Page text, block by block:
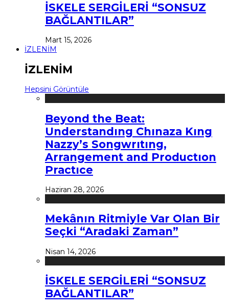
İSKELE SERGİLERİ “SONSUZ
BAĞLANTILAR”
Mart 15, 2026
İZLENİM
İZLENİM
Hepsini Görüntüle
Beyond the Beat:
Understandıng Chınaza Kıng
Nazzy’s Songwrıtıng,
Arrangement and Productıon
Practıce
Haziran 28, 2026
Mekânın Ritmiyle Var Olan Bir
Seçki “Aradaki Zaman”
Nisan 14, 2026
İSKELE SERGİLERİ “SONSUZ
BAĞLANTILAR”